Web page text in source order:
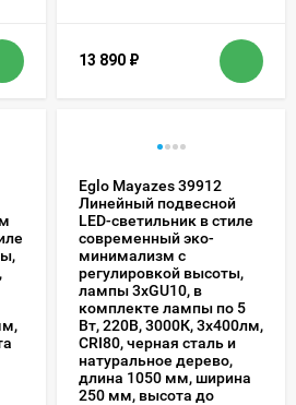
13 890 ₽
Eglo Mayazes 39912
Линейный подвесной
LED-светильник в стиле
современный эко-
минимализм с
регулировкой высоты,
лампы 3xGU10, в
комплекте лампы по 5
Вт, 220В, 3000К, 3x400лм,
CRI80, черная сталь и
натуральное дерево,
длина 1050 мм, ширина
250 мм, высота до